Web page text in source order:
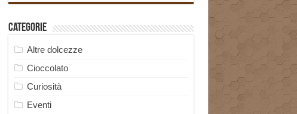
Categorie
Altre dolcezze
Cioccolato
Curiosità
Eventi